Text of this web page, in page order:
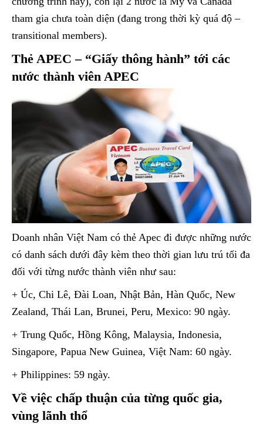
tham gia chưa toàn diện (đang trong thời kỳ quá độ –
transitional members).
Thẻ APEC – “Giấy thông hành” tới các
nước thành viên APEC
Doanh nhân Việt Nam có thẻ Apec đi được những nước
có danh sách dưới đây kèm theo thời gian lưu trú tối đa
đối với từng nước thành viên như sau:
+ Úc, Chi Lê, Đài Loan, Nhật Bản, Hàn Quốc, New
Zealand, Thái Lan, Brunei, Peru, Mexico: 90 ngày.
+ Trung Quốc, Hồng Kông, Malaysia, Indonesia,
Singapore, Papua New Guinea, Việt Nam: 60 ngày.
+ Philippines: 59 ngày.
Về việc chấp thuận của từng quốc gia,
vùng lãnh thổ